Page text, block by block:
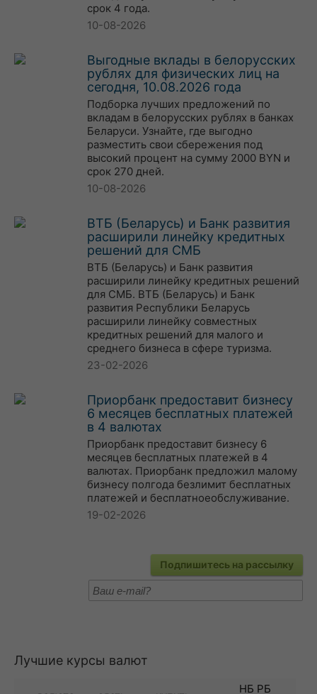
срок 4 года.
10-08-2026
Выгодные вклады в белорусских
рублях для физических лиц на
сегодня, 10.08.2026 года
Подборка лучших предложений по
вкладам в белорусских рублях в банках
Беларуси. Узнайте, где выгодно
разместить свои сбережения под
высокий процент на сумму 2000 BYN и
срок 270 дней.
10-08-2026
ВТБ (Беларусь) и Банк развития
расширили линейку кредитных
решений для СМБ
ВТБ (Беларусь) и Банк развития
расширили линейку кредитных решений
для СМБ. ВТБ (Беларусь) и Банк
развития Республики Беларусь
расширили линейку совместных
кредитных решений для малого и
среднего бизнеса в сфере туризма.
23-02-2026
Приорбанк предоставит бизнесу
6 месяцев бесплатных платежей
в 4 валютах
Приорбанк предоставит бизнесу 6
месяцев бесплатных платежей в 4
валютах. Приорбанк предложил малому
бизнесу полгода безлимит бесплатных
платежей и бесплатноеобслуживание.
19-02-2026
Подпишитесь на рассылку
Лучшие курсы валют
НБ РБ